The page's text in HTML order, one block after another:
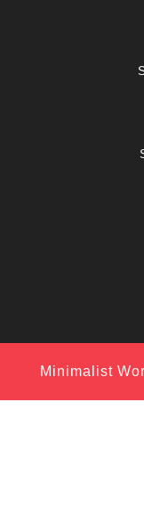
Minimalist